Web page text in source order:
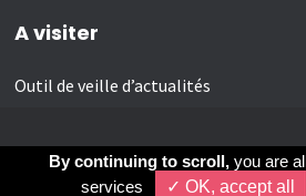
A visiter
Outil de veille d’actualités
Revenir En Haut
By continuing to scroll,you are
services
✓ OK, accept all